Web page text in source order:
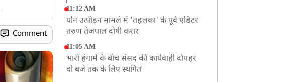
Comment
11:12 AM
यौन उत्पीड़न मामले में 'तहलका' के पूर्व एडिटर
तरुण तेजपाल दोषी करार
11:05 AM
भारी हंगामे के बीच संसद की कार्यवाही दोपहर
दो बजे तक के लिए स्थगित